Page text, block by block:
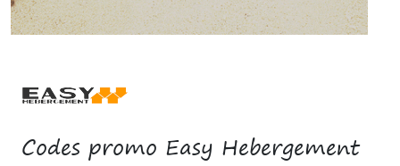
Codes promo Easy Hebergement